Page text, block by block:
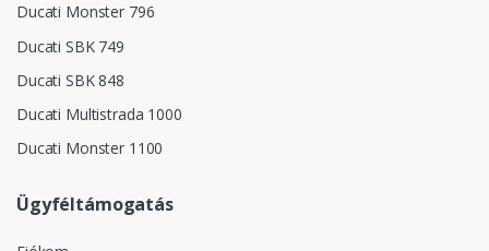
Ducati Monster 796
Ducati SBK 749
Ducati SBK 848
Ducati Multistrada 1000
Ducati Monster 1100
Ügyféltámogatás